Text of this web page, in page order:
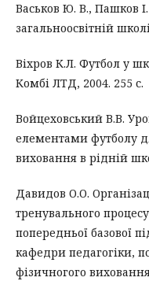
Васьков Ю. В., Пашков
загальноосвітній
Віхров К.Л. Футбол у
Комбі ЛТД, 2004. 255 с.
Войцеховський В.В.
елементами футболу
виховання в рідній
Давидов О.О.
тренувального
попередньої базової
кафедри педагогіки,
фізичногого